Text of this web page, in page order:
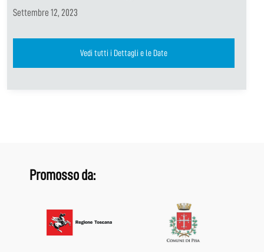
Settembre 12, 2023
Vedi tutti i Dettagli e le Date
Promosso da: